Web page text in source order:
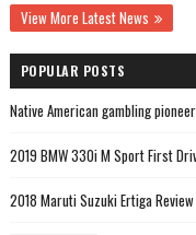
View More Latest News
POPULAR POSTS
Native American gambling
2019 BMW 330i M Sport First
2018 Maruti Suzuki Ertiga